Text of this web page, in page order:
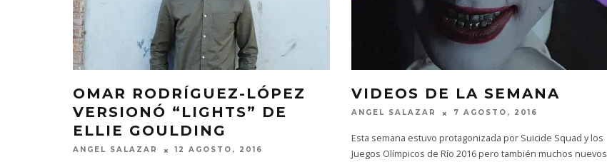
OMAR RODRÍGUEZ-LÓPEZ
VERSIONÓ “LIGHTS” DE
ELLIE GOULDING
ANGEL SALAZAR 12 AGOSTO, 2016
VIDEOS DE LA SEMANA
ANGEL SALAZAR 7 AGOSTO, 2016
Esta semana estuvo protagonizada por Suicide Squad y los
Juegos Olímpicos de Río 2016 pero también muchos nuevos